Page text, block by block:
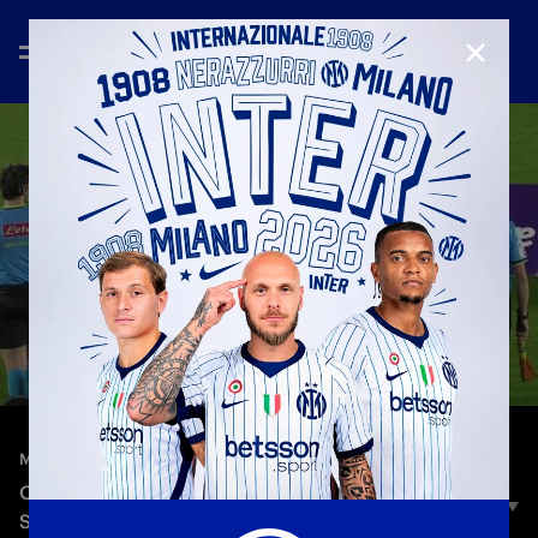
MATCH HIGHLIGHTS—17 feb 2026
OSPITALETTO 2-2 INTER U23 | HIGHLIGHTS |
SERIE C